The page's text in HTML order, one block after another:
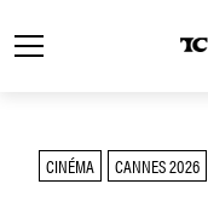
CINÉMA CANNES 2026